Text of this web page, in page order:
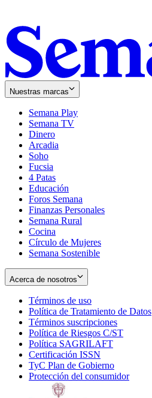
Nuestras marcas
Semana Play
Semana TV
Dinero
Arcadia
Soho
in
new
window
Fucsia
in
new
window
4 Patas
Educación
Foros Semana
Finanzas Personales
Semana Rural
Cocina
Círculo de Mujeres
Semana Sostenible
Acerca de nosotros
Términos de uso
in
new
window
Política de Tratamiento de Datos
Términos suscripciones
in
Política de Riesgos C/ST
Política SAGRILAFT
new
window
Certificación ISSN
in
new
TyC Plan de Gobierno
in
Protección del consumidorOpens